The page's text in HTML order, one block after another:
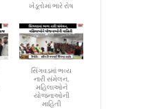
ખેડૂતોમાં ભારે રોષ
સિંગવડમાં ભવ્ય
નારી સંમેલન,
મહિલાઓને
યોજનાઓની
માહિતી